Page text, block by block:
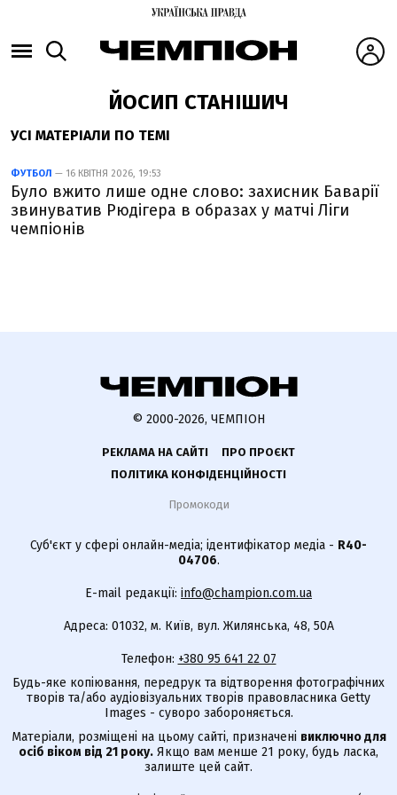
ЙОСИП СТАНІШИЧ
УСІ МАТЕРІАЛИ ПО ТЕМІ
ФУТБОЛ — 16 КВІТНЯ 2026, 19:53
Було вжито лише одне слово: захисник Баварії
звинуватив Рюдігера в образах у матчі Ліги
чемпіонів
© 2000-2026, ЧЕМПІОН
РЕКЛАМА НА САЙТІ
ПРО ПРОЄКТ
ПОЛІТИКА КОНФІДЕНЦІЙНОСТІ
Промокоди
Суб'єкт у сфері онлайн-медіа; ідентифікатор медіа - R40-
04706.
E-mail редакції: info@champion.com.ua
Адреса: 01032, м. Київ, вул. Жилянська, 48, 50А
Телефон: +380 95 641 22 07
Будь-яке копіювання, передрук та відтворення фотографічних
творів та/або аудіовізуальних творів правовласника Getty
Images - суворо забороняється.
Матеріали, розміщені на цьому сайті, призначені виключно для
осіб віком від 21 року. Якщо вам менше 21 року, будь ласка,
залиште цей сайт.